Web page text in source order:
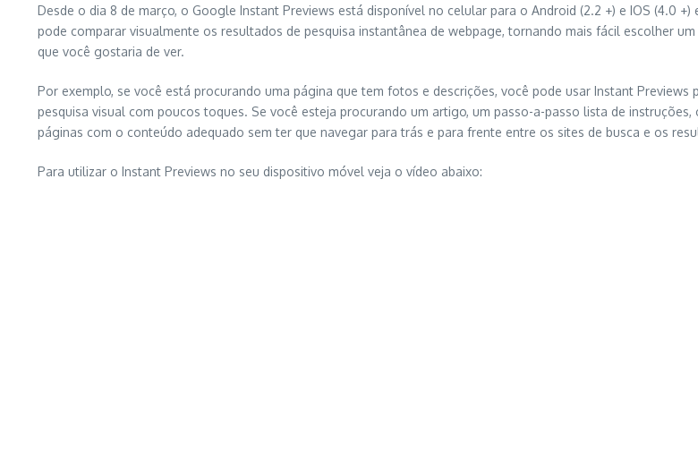
Desde o dia 8 de março, o Google Instant Previews está disponível no celular para o Android (2.2 +) e IOS (4.0
pode comparar visualmente os resultados de pesquisa instantânea de webpage, tornando mais fácil escolher
que você gostaria de ver.
Por exemplo, se você está procurando uma página que tem fotos e descrições, você pode usar Instant
pesquisa visual com poucos toques. Se você esteja procurando um artigo, um passo-a-passo lista de
páginas com o conteúdo adequado sem ter que navegar para trás e para frente entre os sites de busca e os
Para utilizar o Instant Previews no seu dispositivo móvel veja o vídeo abaixo: